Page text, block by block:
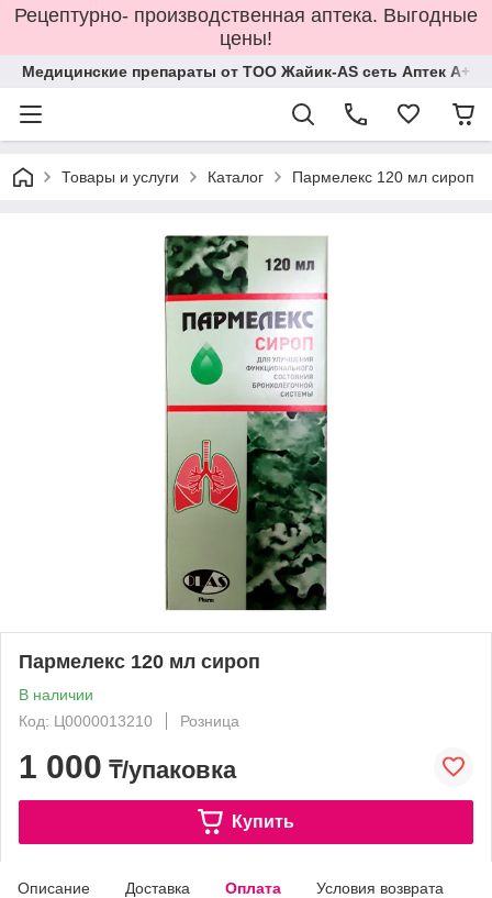
Рецептурно- производственная аптека. Выгодные
цены!
Медицинские препараты от ТОО Жайик-AS сеть Аптек А+
Товары и услуги Каталог Пармелекс 120 мл сироп
Пармелекс 120 мл сироп
В наличии
Код: Ц0000013210
Розница
1 000 ₸/упаковка
Купить
Описание Доставка Оплата Условия возврата